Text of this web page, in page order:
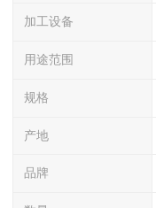
加工设备
用途范围
规格
产地
品牌